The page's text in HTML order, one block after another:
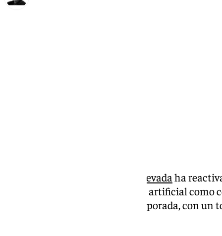
Sierra Nevadaha
domingo la producción de nieve artificial como
en afluencia en lo que va de temporada, con un